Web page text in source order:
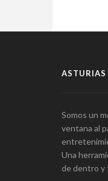
Somos un
ventana al
Una
de dentro y